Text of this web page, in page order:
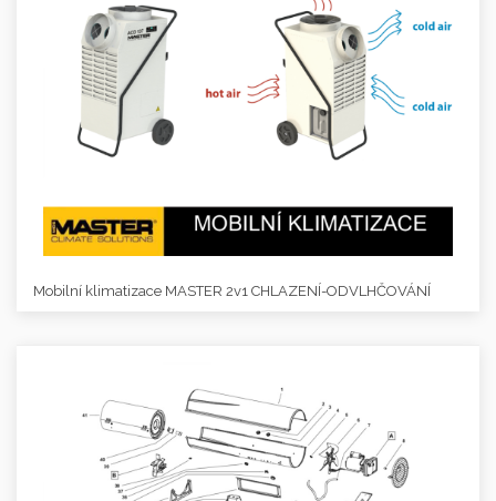
Mobilní klimatizace MASTER 2v1 CHLAZENÍ-ODVLHČOVÁNÍ